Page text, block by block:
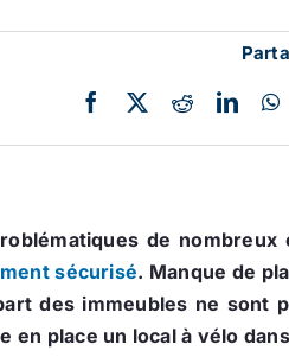
de
sécurisé. Manque de
des immeubles ne sont
place un local à vélo